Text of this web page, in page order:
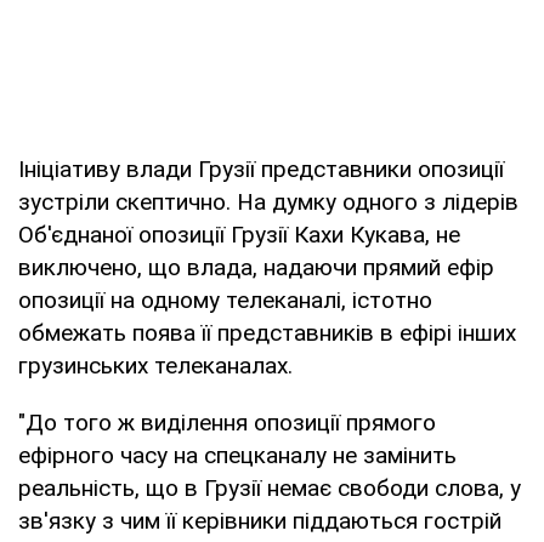
Ініціативу влади Грузії представники опозиції
зустріли скептично. На думку одного з лідерів
Об'єднаної опозиції Грузії Кахи Кукава, не
виключено, що влада, надаючи прямий ефір
опозиції на одному телеканалі, істотно
обмежать поява її представників в ефірі інших
грузинських телеканалах.
"До того ж виділення опозиції прямого
ефірного часу на спецканалу не замінить
реальність, що в Грузії немає свободи слова, у
зв'язку з чим її керівники піддаються гострій